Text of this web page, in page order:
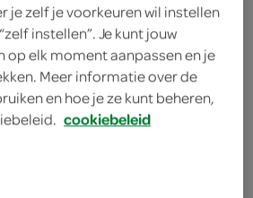
roze garnalen, ontdooid.
je zelf je voorkeuren wil instellen
instellen”. Je kunt jouw
op elk moment aanpassen en je
Meer informatie over de
en hoe je ze kunt beheren,
cookiebeleid